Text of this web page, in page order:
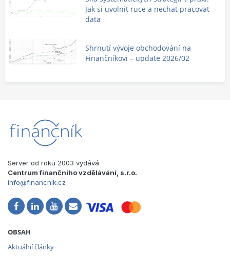
Jak si uvolnit ruce a nechat pracovat
data
Shrnutí vývoje obchodování na
Finančníkovi – update 2026/02
Server od roku 2003 vydává
Centrum finančního vzdělávání, s.r.o.
info@financnik.cz
OBSAH
Aktuální články